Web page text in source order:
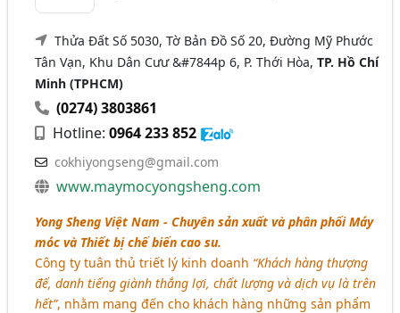
Thửa Đất Số 5030, Tờ Bản Đồ Số 20, Đường Mỹ Phước
Tân Vạn, Khu Dân Cưư &#7844p 6, P. Thới Hòa,TP. Hồ Chí
Minh (TPHCM)
(0274) 3803861
Hotline:0964 233 852
cokhiyongseng@gmail.com
www.maymocyongsheng.com
Yong Sheng Việt Nam - Chuyên sản xuất và phân phối Máy
móc và Thiết bị chế biến cao su.
Công ty tuân thủ triết lý kinh doanh “Khách hàng thượng
đế, danh tiếng giành thắng lợi, chất lượng và dịch vụ là trên
hết”, nhằm mang đến cho khách hàng những sản phẩm